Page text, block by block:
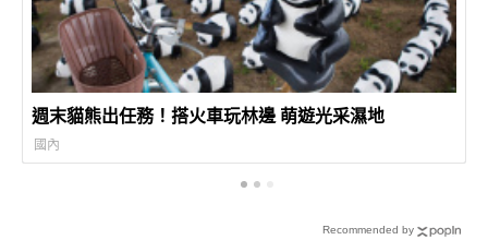
週末貓熊出任務！搭火車玩林邊 萌遊光采濕地
國內
Recommended by